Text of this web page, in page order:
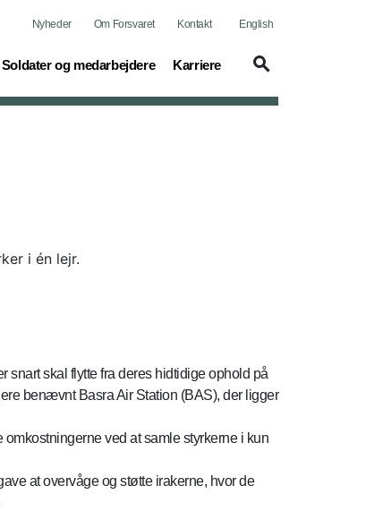
Nyheder Om Forsvaret Kontakt English
Soldater og medarbejdere
(current) Karriere
(current)
i én lejr.
snart skal flytte fra deres hidtidige ophold på
benævnt Basra Air Station (BAS), der ligger
ved at samle styrkerne i kun
at overvåge og støtte irakerne, hvor de